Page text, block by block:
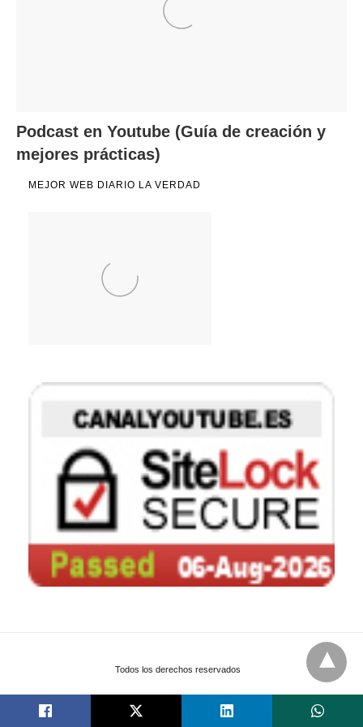
Podcast en Youtube (Guía de creación y
mejores prácticas)
MEJOR WEB DIARIO LA VERDAD
Todos los derechos reservados